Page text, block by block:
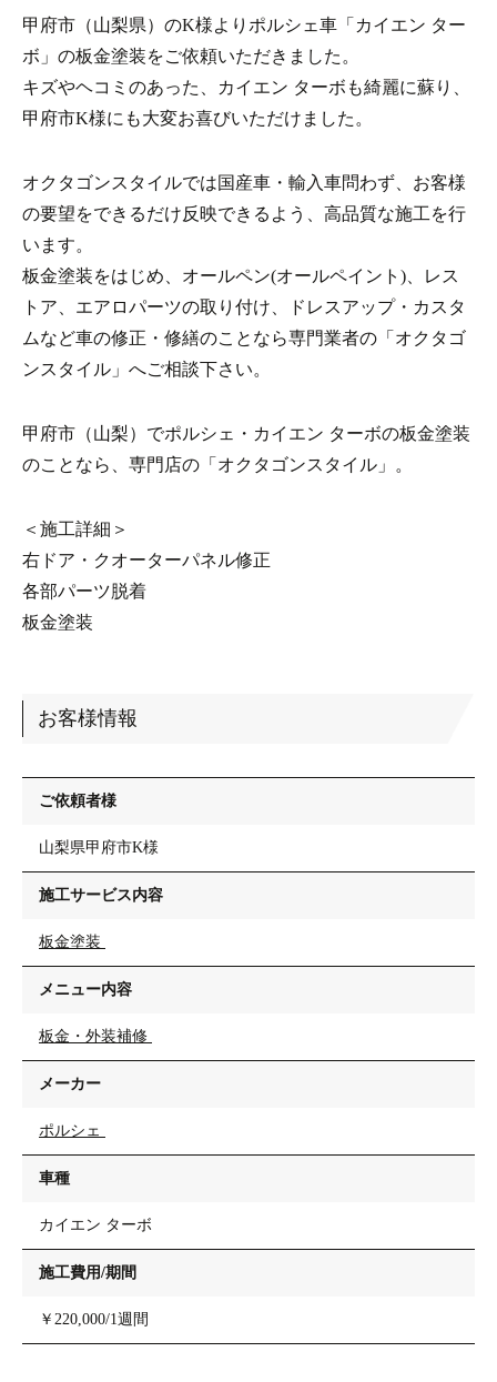
甲府市（山梨県）のK様よりポルシェ車「カイエン ター
ボ」の板金塗装をご依頼いただきました。
キズやヘコミのあった、カイエン ターボも綺麗に蘇り、
甲府市K様にも大変お喜びいただけました。
オクタゴンスタイルでは国産車・輸入車問わず、お客様
の要望をできるだけ反映できるよう、高品質な施工を行
います。
板金塗装をはじめ、オールペン(オールペイント)、レス
トア、エアロパーツの取り付け、ドレスアップ・カスタ
ムなど車の修正・修繕のことなら専門業者の「オクタゴ
ンスタイル」へご相談下さい。
甲府市（山梨）でポルシェ・カイエン ターボの板金塗装
のことなら、専門店の「オクタゴンスタイル」。
＜施工詳細＞
右ドア・クオーターパネル修正
各部パーツ脱着
板金塗装
お客様情報
ご依頼者様
山梨県甲府市K様
施工サービス内容
板金塗装
メニュー内容
板金・外装補修
メーカー
ポルシェ
車種
カイエン ターボ
施工費用/期間
￥220,000/1週間